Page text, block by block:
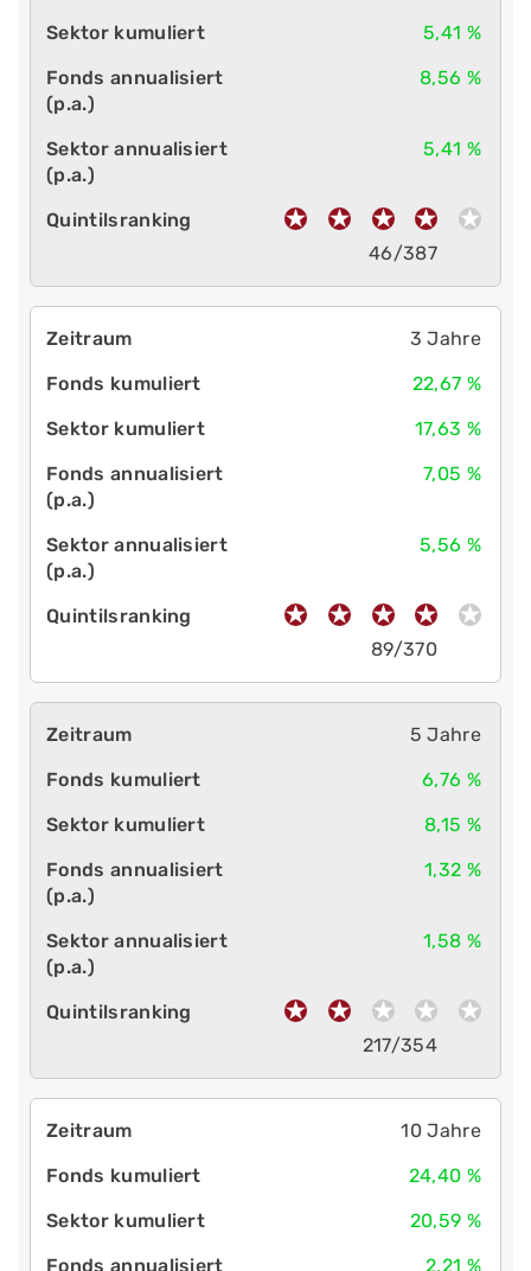
5,41 %
8,56 %
5,41 %
46/387
3 Jahre
22,67 %
17,63 %
7,05 %
5,56 %
89/370
5 Jahre
6,76 %
8,15 %
1,32 %
1,58 %
217/354
10 Jahre
24,40 %
20,59 %
2,21 %